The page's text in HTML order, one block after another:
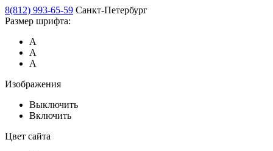
8(812) 993-65-59 Санкт-Петербург
Размер шрифта:
А
А
А
Изображения
Выключить
Включить
Цвет сайта